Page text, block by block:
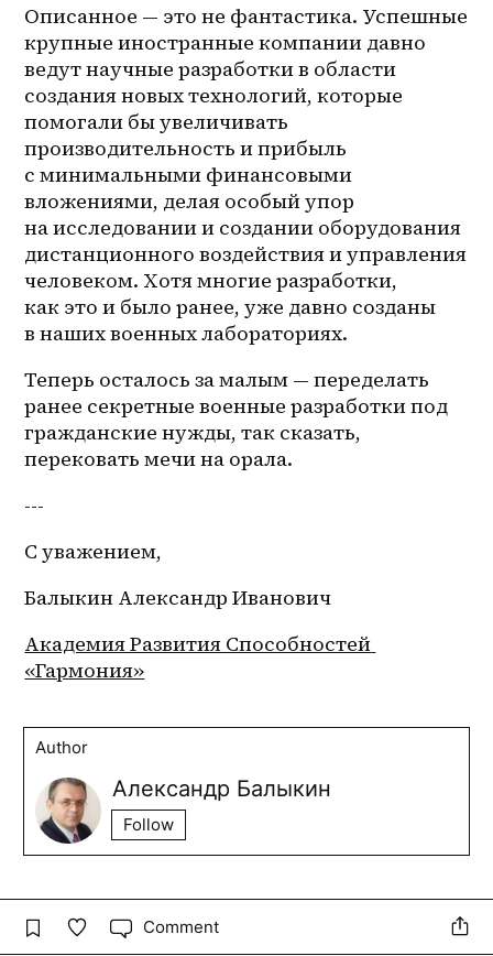
Описанное — это не фантастика. Успешные
крупные иностранные компании давно
ведут научные разработки в области
создания новых технологий, которые
помогали бы увеличивать
производительность и прибыль
с минимальными финансовыми
вложениями, делая особый упор
на исследовании и создании оборудования
дистанционного воздействия и управления
человеком. Хотя многие разработки,
как это и было ранее, уже давно созданы
в наших военных лабораториях.
Теперь осталось за малым — переделать
ранее секретные военные разработки под
гражданские нужды, так сказать,
перековать мечи на орала.
---
С уважением,
Балыкин Александр Иванович
Академия Развития Способностей
«Гармония»
Author
Александр Балыкин
Follow
Comment